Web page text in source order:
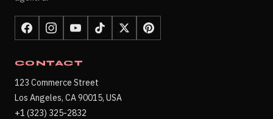
CONTACT
123 Commerce Street
Los Angeles, CA 90015, USA
+1 (323) 325-2832